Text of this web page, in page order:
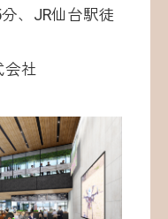
、JR仙台駅徒
会社